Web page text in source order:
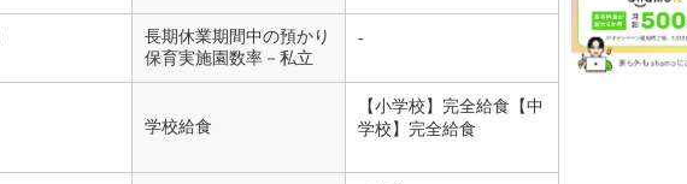
長期休業期間中の預かり
保育実施園数率－私立
-
学校給食
【小学校】完全給食【中
学校】完全給食